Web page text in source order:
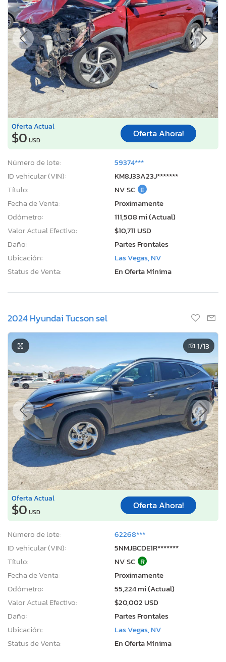
Oferta Actual
$0 USD
Oferta Ahora!
Número de lote:
59374***
ID vehicular (VIN):
KM8J33A23J*******
Título:
NV SC E
Fecha de Venta:
Proximamente
Odómetro:
111,508 mi (Actual)
Valor Actual Efectivo:
$10,711 USD
Daño:
Partes Frontales
Ubicación:
Las Vegas, NV
Status de Venta:
En Oferta Mínima
2024 Hyundai Tucson sel
1/13
Oferta Actual
$0 USD
Oferta Ahora!
Número de lote:
62268***
ID vehicular (VIN):
5NMJBCDE1R*******
Título:
NV SC R
Fecha de Venta:
Proximamente
Odómetro:
55,224 mi (Actual)
Valor Actual Efectivo:
$20,002 USD
Daño:
Partes Frontales
Ubicación:
Las Vegas, NV
Status de Venta:
En Oferta Mínima